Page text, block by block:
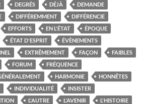
DEGRÉS DÉJÀ
DEMANDE
DIFFÉREMMENT
DIFFÉRENCIE
EFFORTS EN L'ÉTAT
ÉPOQUE
ÉTAT D'ESPRIT
ÉVÈNEMENTS
EXTRÊMEMENT FAÇON
FAIBLES
FORUM
FRÉQUENCE
HARMONIE
HONNÊTES
INDIVIDUALITÉ
INSISTER
L'AUTRE L'AVENIR
L'HISTOIRE